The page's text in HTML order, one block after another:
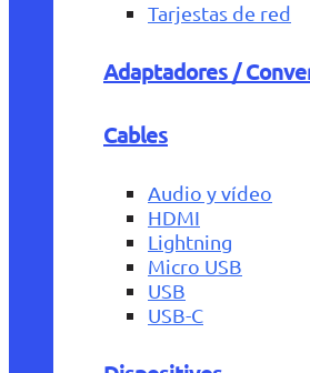
Tarjestas de red
Adaptadores /
Cables
Audio y vídeo
HDMI
Lightning
Micro USB
USB
USB-C